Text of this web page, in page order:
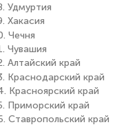
Удмуртия
Хакасия
Чечня
Чувашия
Алтайский край
Краснодарский край
Красноярский край
Приморский край
Ставропольский край